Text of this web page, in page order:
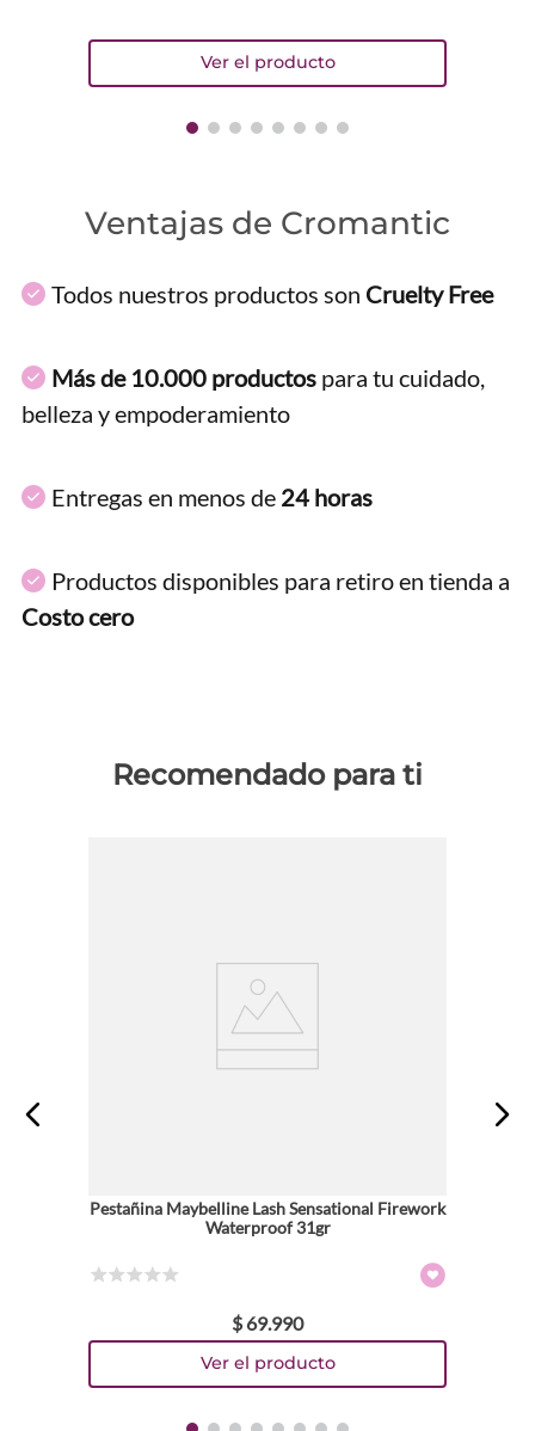
Ventajas de Cromantic
Todos nuestros productos son Cruelty Free
Más de 10.000 productos para tu cuidado,
belleza y empoderamiento
Entregas en menos de 24 horas
Productos disponibles para retiro en tienda a
Costo cero
Recomendado para ti
Pestañina Maybelline Lash Sensational Firework
Waterproof 31gr
$ 69.990